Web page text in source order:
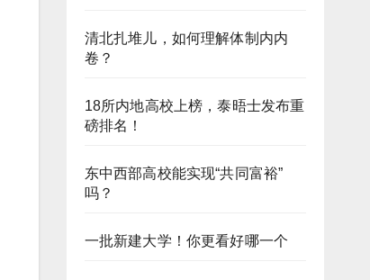
清北扎堆儿，如何理解体制内内
卷？
18所内地高校上榜，泰晤士发布重
磅排名！
东中西部高校能实现“共同富裕”
吗？
一批新建大学！你更看好哪一个